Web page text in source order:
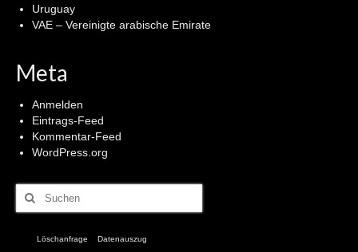
Uruguay
VAE – Vereinigte arabische Emirate
Meta
Anmelden
Eintrags-Feed
Kommentar-Feed
WordPress.org
Suchen
nach:
Löschanfrage Datenauszug